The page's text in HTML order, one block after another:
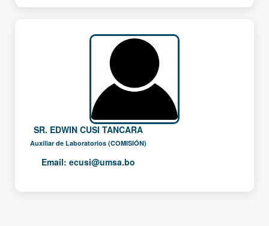
SR. EDWIN CUSI TANCARA
Auxiliar de Laboratorios (COMISIÓN)
Email: ecusi@umsa.bo